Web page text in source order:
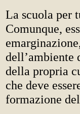
La scuola per
Comunque,
dell’ambiente
della propria
che deve
formazione